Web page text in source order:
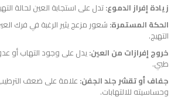
زيادة إفراز الدموع:تدل على استجابة العين لحالة
الحكة المستمرة: شعور مزعج يثير الرغبة في فرك
التهيج.
خروج إفرازات من العين:يدل على وجود التهاب أو
طبي.
جفاف أو تقشر جلد الجفن: علامة على ضعف
وحساسيته للالتهابات.